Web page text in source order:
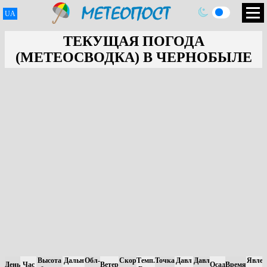
UA
ТЕКУЩАЯ ПОГОДА
(МЕТЕОСВОДКА) В ЧЕРНОБЫЛЕ
День Час Высота ДальнОбл-ВетерСкорТемп.ТочкаДавл ДавлОсадВремя